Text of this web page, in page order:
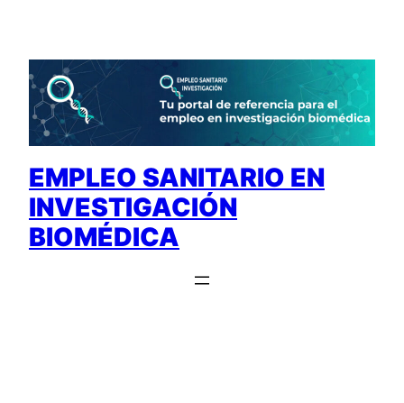
contenido
EMPLEO SANITARIO EN
INVESTIGACIÓN
BIOMÉDICA